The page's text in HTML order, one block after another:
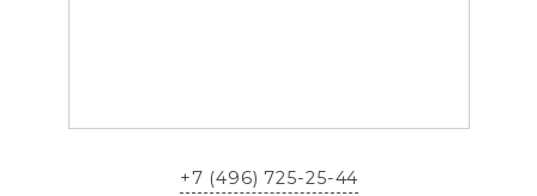
+7 (496) 725-25-44